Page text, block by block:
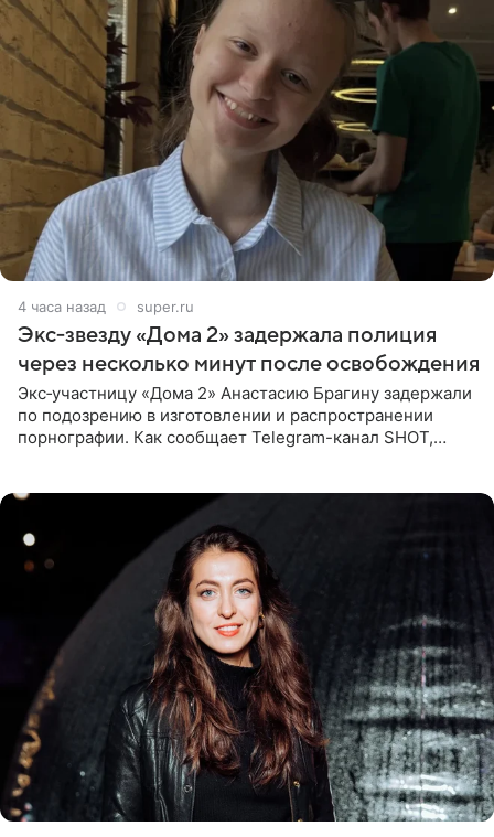
4 часа назад super.ru
Экс‑звезду «Дома 2» задержала полиция
через несколько минут после освобождения
Экс‑участницу «Дома 2» Анастасию Брагину задержали
по подозрению в изготовлении и распространении
порнографии. Как сообщает Telegram-канал SHOT,